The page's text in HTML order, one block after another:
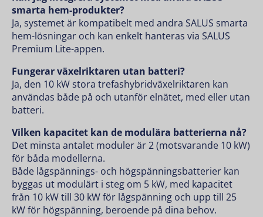
smarta hem-produkter?
Ja, systemet är kompatibelt med andra SALUS smarta
hem-lösningar och kan enkelt hanteras via SALUS
Premium Lite-appen.
Fungerar växelriktaren utan batteri?
Ja, den 10 kW stora trefashybridväxelriktaren kan
användas både på och utanför elnätet, med eller utan
batteri.
Vilken kapacitet kan de modulära batterierna nå?
Det minsta antalet moduler är 2 (motsvarande 10 kW)
för båda modellerna.
Både lågspännings- och högspänningsbatterier kan
byggas ut modulärt i steg om 5 kW, med kapacitet
från 10 kW till 30 kW för lågspänning och upp till 25
kW för högspänning, beroende på dina behov.